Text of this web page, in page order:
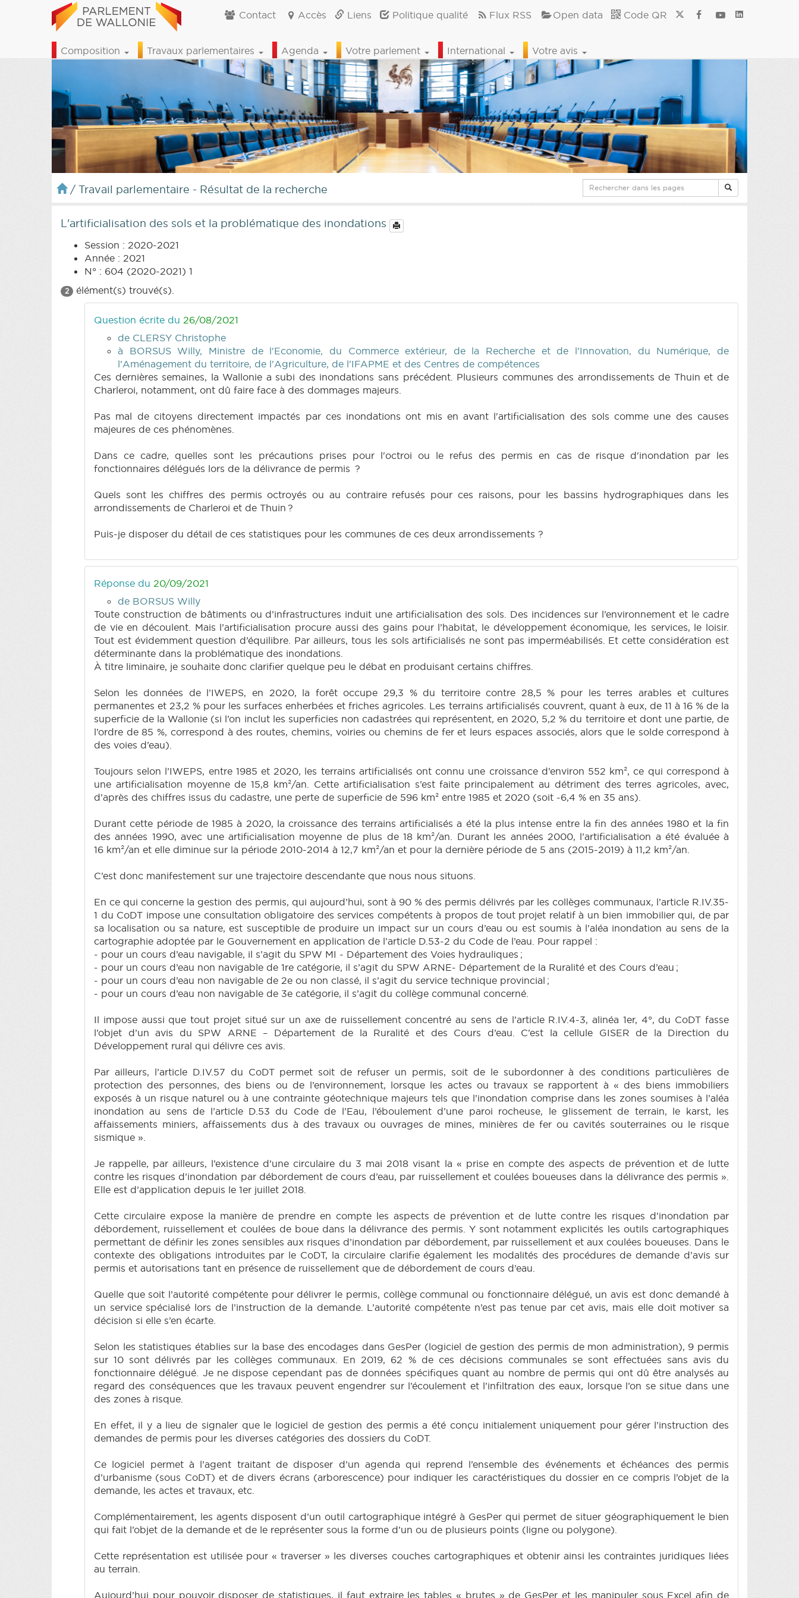
Contact Accès Liens Politique qualité Flux RSS Open data Code QR
Composition Travaux parlementaires Agenda Votre parlement International Votre avis
/ Travail parlementaire - Résultat de la recherche
L'artificialisation des sols et la problématique des inondations
Session : 2020-2021
Année : 2021
N° : 604 (2020-2021) 1
2 élément(s) trouvé(s).
Question écrite du 26/08/2021
de CLERSY Christophe
à BORSUS Willy, Ministre de l'Economie, du Commerce extérieur, de la Recherche et de l'Innovation, du Numérique, de
l'Aménagement du territoire, de l'Agriculture, de l'IFAPME et des Centres de compétences
Ces dernières semaines, la Wallonie a subi des inondations sans précédent. Plusieurs communes des arrondissements de Thuin et de
Charleroi, notamment, ont dû faire face à des dommages majeurs.
Pas mal de citoyens directement impactés par ces inondations ont mis en avant l'artificialisation des sols comme une des causes
majeures de ces phénomènes.
Dans ce cadre, quelles sont les précautions prises pour l'octroi ou le refus des permis en cas de risque d'inondation par les
fonctionnaires délégués lors de la délivrance de permis ?
Quels sont les chiffres des permis octroyés ou au contraire refusés pour ces raisons, pour les bassins hydrographiques dans les
arrondissements de Charleroi et de Thuin ?
Puis-je disposer du détail de ces statistiques pour les communes de ces deux arrondissements ?
Réponse du 20/09/2021
de BORSUS Willy
Toute construction de bâtiments ou d’infrastructures induit une artificialisation des sols. Des incidences sur l’environnement et le cadre
de vie en découlent. Mais l’artificialisation procure aussi des gains pour l’habitat, le développement économique, les services, le loisir.
Tout est évidemment question d’équilibre. Par ailleurs, tous les sols artificialisés ne sont pas imperméabilisés. Et cette considération est
déterminante dans la problématique des inondations.
À titre liminaire, je souhaite donc clarifier quelque peu le débat en produisant certains chiffres.
Selon les données de l’IWEPS, en 2020, la forêt occupe 29,3 % du territoire contre 28,5 % pour les terres arables et cultures
permanentes et 23,2 % pour les surfaces enherbées et friches agricoles. Les terrains artificialisés couvrent, quant à eux, de 11 à 16 % de la
superficie de la Wallonie (si l’on inclut les superficies non cadastrées qui représentent, en 2020, 5,2 % du territoire et dont une partie, de
l’ordre de 85 %, correspond à des routes, chemins, voiries ou chemins de fer et leurs espaces associés, alors que le solde correspond à
des voies d’eau).
Toujours selon l’IWEPS, entre 1985 et 2020, les terrains artificialisés ont connu une croissance d’environ 552 km², ce qui correspond à
une artificialisation moyenne de 15,8 km²/an. Cette artificialisation s’est faite principalement au détriment des terres agricoles, avec,
d’après des chiffres issus du cadastre, une perte de superficie de 596 km² entre 1985 et 2020 (soit -6,4 % en 35 ans).
Durant cette période de 1985 à 2020, la croissance des terrains artificialisés a été la plus intense entre la fin des années 1980 et la fin
des années 1990, avec une artificialisation moyenne de plus de 18 km²/an. Durant les années 2000, l’artificialisation a été évaluée à
16 km²/an et elle diminue sur la période 2010-2014 à 12,7 km²/an et pour la dernière période de 5 ans (2015-2019) à 11,2 km²/an.
C’est donc manifestement sur une trajectoire descendante que nous nous situons.
En ce qui concerne la gestion des permis, qui aujourd’hui, sont à 90 % des permis délivrés par les collèges communaux, l’article R.IV.35-
1 du CoDT impose une consultation obligatoire des services compétents à propos de tout projet relatif à un bien immobilier qui, de par
sa localisation ou sa nature, est susceptible de produire un impact sur un cours d’eau ou est soumis à l’aléa inondation au sens de la
cartographie adoptée par le Gouvernement en application de l’article D.53-2 du Code de l’eau. Pour rappel :
- pour un cours d’eau navigable, il s’agit du SPW MI - Département des Voies hydrauliques ;
- pour un cours d’eau non navigable de 1re catégorie, il s’agit du SPW ARNE- Département de la Ruralité et des Cours d’eau ;
- pour un cours d’eau non navigable de 2e ou non classé, il s’agit du service technique provincial ;
- pour un cours d’eau non navigable de 3e catégorie, il s’agit du collège communal concerné.
Il impose aussi que tout projet situé sur un axe de ruissellement concentré au sens de l’article R.IV.4-3, alinéa 1er, 4°, du CoDT fasse
l’objet d’un avis du SPW ARNE – Département de la Ruralité et des Cours d’eau. C’est la cellule GISER de la Direction du
Développement rural qui délivre ces avis.
Par ailleurs, l’article D.IV.57 du CoDT permet soit de refuser un permis, soit de le subordonner à des conditions particulières de
protection des personnes, des biens ou de l’environnement, lorsque les actes ou travaux se rapportent à « des biens immobiliers
exposés à un risque naturel ou à une contrainte géotechnique majeurs tels que l’inondation comprise dans les zones soumises à l’aléa
inondation au sens de l’article D.53 du Code de l’Eau, l’éboulement d’une paroi rocheuse, le glissement de terrain, le karst, les
affaissements miniers, affaissements dus à des travaux ou ouvrages de mines, minières de fer ou cavités souterraines ou le risque
sismique ».
Je rappelle, par ailleurs, l’existence d’une circulaire du 3 mai 2018 visant la « prise en compte des aspects de prévention et de lutte
contre les risques d’inondation par débordement de cours d’eau, par ruissellement et coulées boueuses dans la délivrance des permis ».
Elle est d’application depuis le 1er juillet 2018.
Cette circulaire expose la manière de prendre en compte les aspects de prévention et de lutte contre les risques d’inondation par
débordement, ruissellement et coulées de boue dans la délivrance des permis. Y sont notamment explicités les outils cartographiques
permettant de définir les zones sensibles aux risques d’inondation par débordement, par ruissellement et aux coulées boueuses. Dans le
contexte des obligations introduites par le CoDT, la circulaire clarifie également les modalités des procédures de demande d’avis sur
permis et autorisations tant en présence de ruissellement que de débordement de cours d’eau.
Quelle que soit l’autorité compétente pour délivrer le permis, collège communal ou fonctionnaire délégué, un avis est donc demandé à
un service spécialisé lors de l’instruction de la demande. L’autorité compétente n’est pas tenue par cet avis, mais elle doit motiver sa
décision si elle s’en écarte.
Selon les statistiques établies sur la base des encodages dans GesPer (logiciel de gestion des permis de mon administration), 9 permis
sur 10 sont délivrés par les collèges communaux. En 2019, 62 % de ces décisions communales se sont effectuées sans avis du
fonctionnaire délégué. Je ne dispose cependant pas de données spécifiques quant au nombre de permis qui ont dû être analysés au
regard des conséquences que les travaux peuvent engendrer sur l’écoulement et l’infiltration des eaux, lorsque l’on se situe dans une
des zones à risque.
En effet, il y a lieu de signaler que le logiciel de gestion des permis a été conçu initialement uniquement pour gérer l’instruction des
demandes de permis pour les diverses catégories des dossiers du CoDT.
Ce logiciel permet à l’agent traitant de disposer d’un agenda qui reprend l’ensemble des événements et échéances des permis
d’urbanisme (sous CoDT) et de divers écrans (arborescence) pour indiquer les caractéristiques du dossier en ce compris l’objet de la
demande, les actes et travaux, etc.
Complémentairement, les agents disposent d’un outil cartographique intégré à GesPer qui permet de situer géographiquement le bien
qui fait l’objet de la demande et de le représenter sous la forme d’un ou de plusieurs points (ligne ou polygone).
Cette représentation est utilisée pour « traverser » les diverses couches cartographiques et obtenir ainsi les contraintes juridiques liées
au terrain.
Aujourd’hui pour pouvoir disposer de statistiques, il faut extraire les tables « brutes » de GesPer et les manipuler sous Excel afin de